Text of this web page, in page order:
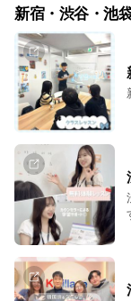
新宿・渋谷・池